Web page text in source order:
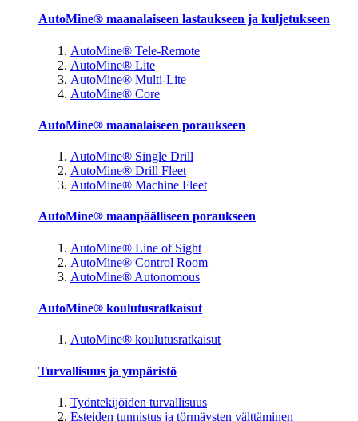
AutoMine® maanalaiseen lastaukseen ja kuljetukseen
AutoMine® Tele-Remote
AutoMine® Lite
AutoMine® Multi-Lite
AutoMine® Core
AutoMine® maanalaiseen poraukseen
AutoMine® Single Drill
AutoMine® Drill Fleet
AutoMine® Machine Fleet
AutoMine® maanpäälliseen poraukseen
AutoMine® Line of Sight
AutoMine® Control Room
AutoMine® Autonomous
AutoMine® koulutusratkaisut
AutoMine® koulutusratkaisut
Turvallisuus ja ympäristö
Työntekijöiden turvallisuus
Esteiden tunnistus ja törmäysten välttäminen